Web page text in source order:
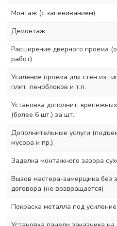
Монтаж (с запениванием)
Демонтаж
Расширение дверного проема
работ)
Усиление проема для стен из
плит, пеноблоков и т.п.
Установка дополнит.
(более 6 шт.) за шт.
Дополнительные услуги
мусора и пр.)
Заделка монтажного зазора
Вызов мастера-замерщика без
договора (не возвращается)
Покраска металла под усиление